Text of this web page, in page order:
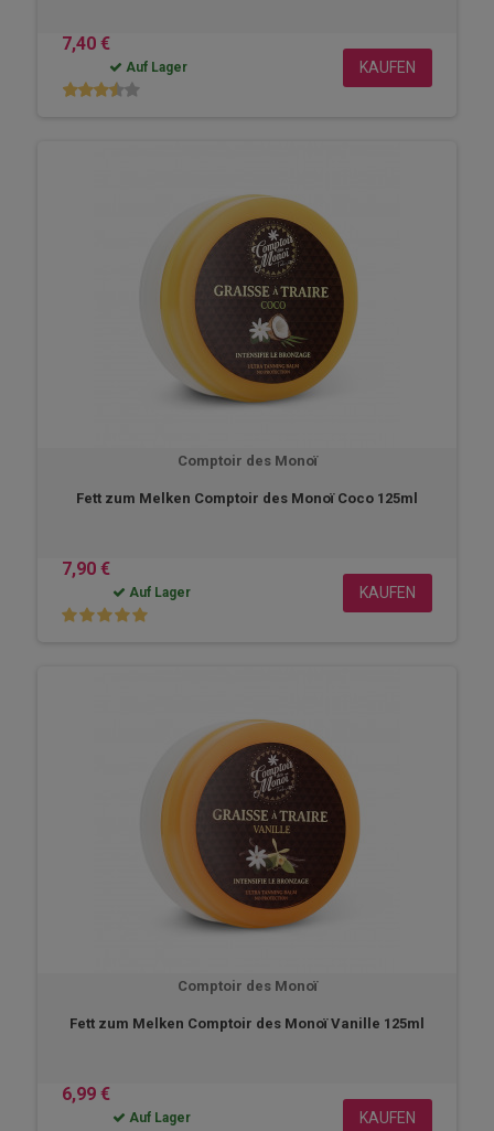
7,40 €
Auf Lager KAUFEN
Comptoir des Monoï
Fett zum Melken Comptoir des Monoï Coco 125ml
7,90 €
Auf Lager KAUFEN
Comptoir des Monoï
Fett zum Melken Comptoir des Monoï Vanille 125ml
6,99 €
Auf Lager KAUFEN